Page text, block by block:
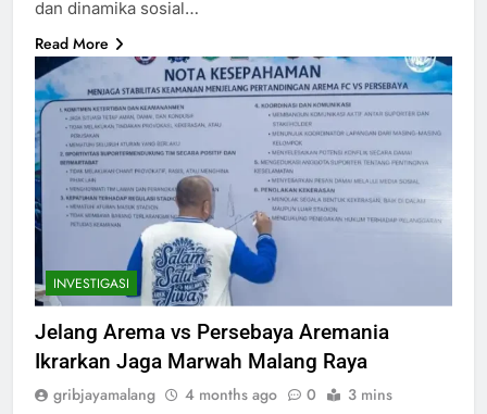
dan dinamika sosial…
Read More
INVESTIGASI
Jelang Arema vs Persebaya Aremania
Ikrarkan Jaga Marwah Malang Raya
gribjayamalang 4 months ago 0 3 mins